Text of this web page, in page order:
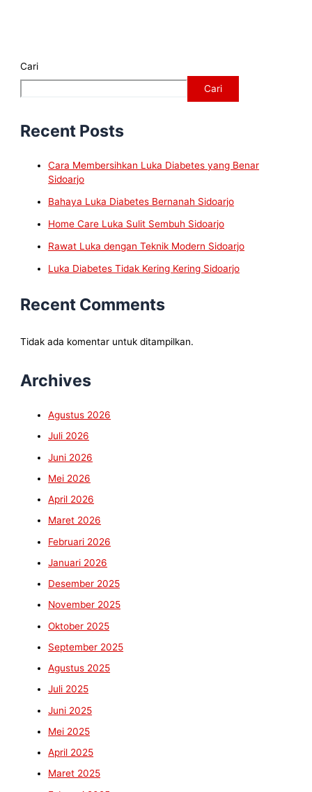
Cari
Cari
Recent Posts
Cara Membersihkan Luka Diabetes yang Benar
Sidoarjo
Bahaya Luka Diabetes Bernanah Sidoarjo
Home Care Luka Sulit Sembuh Sidoarjo
Rawat Luka dengan Teknik Modern Sidoarjo
Luka Diabetes Tidak Kering Kering Sidoarjo
Recent Comments
Tidak ada komentar untuk ditampilkan.
Archives
Agustus 2026
Juli 2026
Juni 2026
Mei 2026
April 2026
Maret 2026
Februari 2026
Januari 2026
Desember 2025
November 2025
Oktober 2025
September 2025
Agustus 2025
Juli 2025
Juni 2025
Mei 2025
April 2025
Maret 2025